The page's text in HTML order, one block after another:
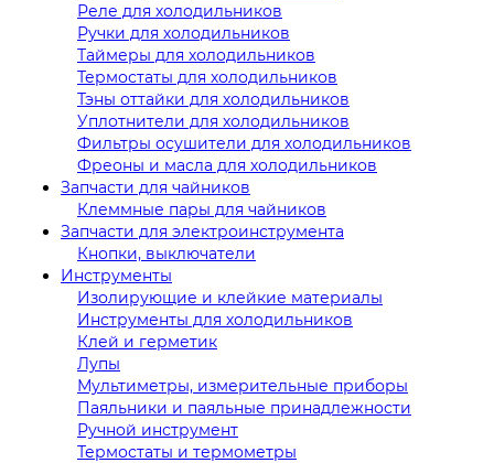
Реле для холодильников
Ручки для холодильников
Таймеры для холодильников
Термостаты для холодильников
Тэны оттайки для холодильников
Уплотнители для холодильников
Фильтры осушители для холодильников
Фреоны и масла для холодильников
Запчасти для чайников
Клеммные пары для чайников
Запчасти для электроинструмента
Кнопки, выключатели
Инструменты
Изолирующие и клейкие материалы
Инструменты для холодильников
Клей и герметик
Лупы
Мультиметры, измерительные приборы
Паяльники и паяльные принадлежности
Ручной инструмент
Термостаты и термометры